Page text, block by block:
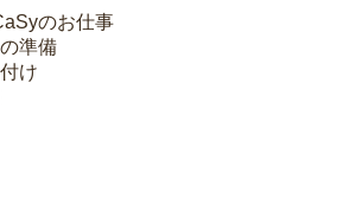
のお仕事
準備
け